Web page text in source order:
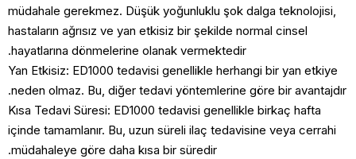
müdahale gerekmez. Düşük yoğunluklu şok dalga
hastaların ağrısız ve yan etkisiz bir şekilde normal cinsel
hayatlarına dönmelerine olanak vermektedir.
Yan Etkisiz: ED1000 tedavisi genellikle herhangi bir yan
neden olmaz. Bu, diğer tedavi yöntemlerine göre bir
Kısa Tedavi Süresi: ED1000 tedavisi genellikle birkaç hafta
içinde tamamlanır. Bu, uzun süreli ilaç tedavisine veya
müdahaleye göre daha kısa bir süredir.